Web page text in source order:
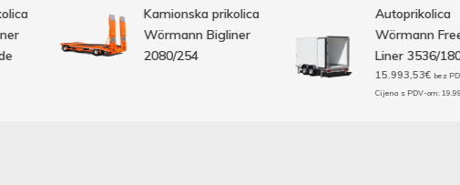
Kamionska prikolica
Wörmann Bigliner
2080/254
Autoprikolica
Wörmann Freeze
Liner 3536/180
15.993,53€ bez PDV-a.
Cijena s PDV-om:19.991,91€